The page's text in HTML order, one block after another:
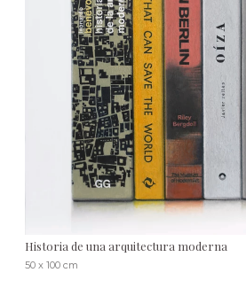
Historia de una arquitectura moderna
50 x 100 cm